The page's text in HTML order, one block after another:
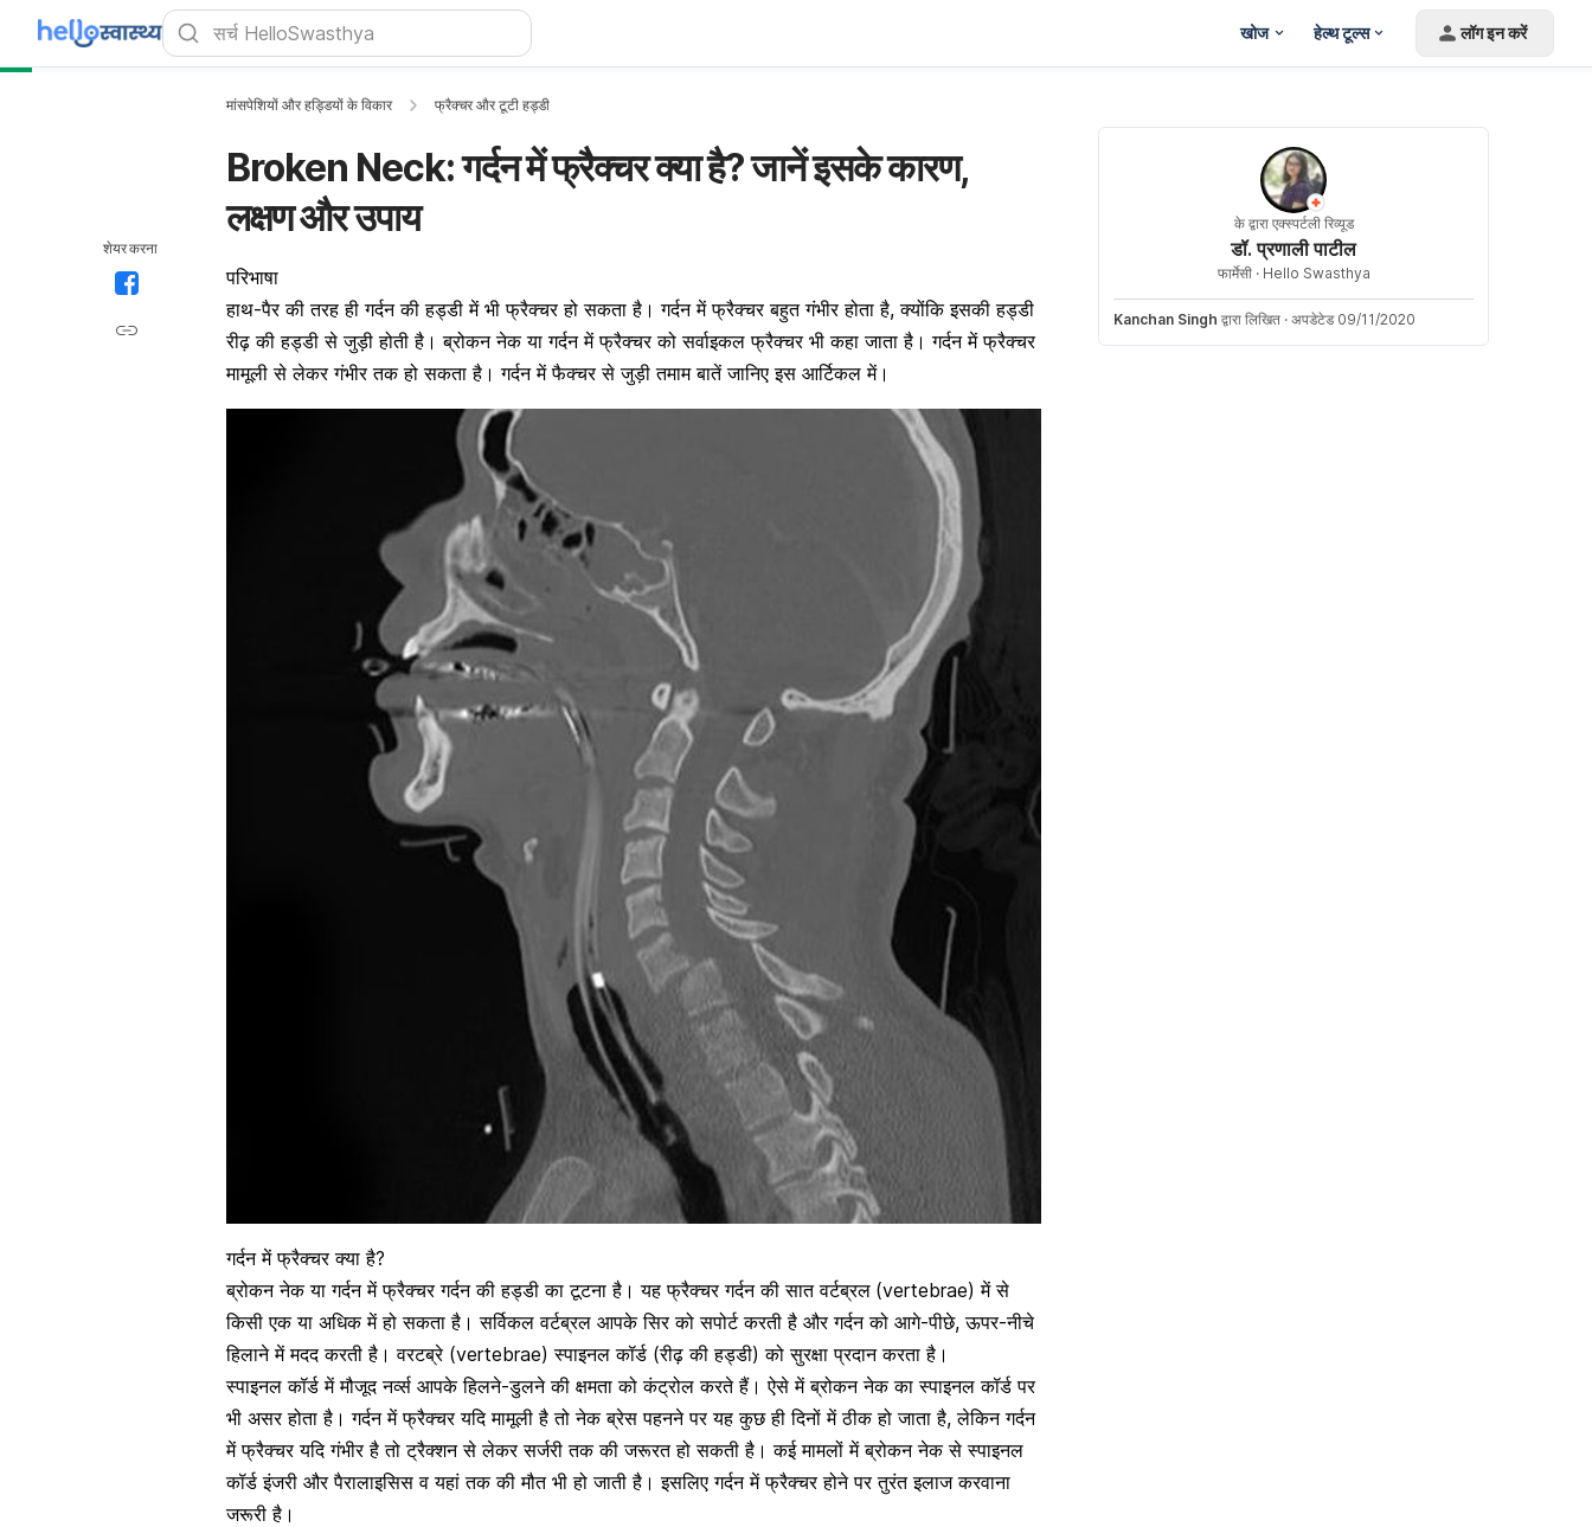
खोज हेल्थ टूल्स लॉग इन करें
शेयर करना
मांसपेशियों और हड्डियों के विकार फ्रैक्चर और टूटी हड्डी
Broken Neck: गर्दन में फ्रैक्चर क्या है? जानें इसके कारण,
लक्षण और उपाय
परिभाषा
हाथ-पैर की तरह ही गर्दन की हड्डी में भी फ्रैक्चर हो सकता है। गर्दन में फ्रैक्चर बहुत गंभीर होता है, क्योंकि इसकी हड्डी
रीढ़ की हड्डी से जुड़ी होती है। ब्रोकन नेक या गर्दन में फ्रैक्चर को सर्वाइकल फ्रैक्चर भी कहा जाता है। गर्दन में फ्रैक्चर
मामूली से लेकर गंभीर तक हो सकता है। गर्दन में फैक्चर से जुड़ी तमाम बातें जानिए इस आर्टिकल में।
गर्दन में फ्रैक्चर क्या है?
ब्रोकन नेक या गर्दन में फ्रैक्चर गर्दन कीहड्डी का टूटनाहै। यह फ्रैक्चर गर्दन की सात वर्टब्रल (vertebrae) में से
किसी एक या अधिक में हो सकता है। सर्विकल वर्टब्रल आपके सिर को सपोर्ट करती है और गर्दन को आगे-पीछे, ऊपर-नीचे
हिलाने में मदद करती है। वरटब्रे (vertebrae) स्पाइनल कॉर्ड (रीढ़ की हड्डी) को सुरक्षा प्रदान करता है।
स्पाइनल कॉर्ड में मौजूद नर्व्स आपके हिलने-डुलने की क्षमता को कंट्रोल करते हैं। ऐसे में ब्रोकन नेक का स्पाइनल कॉर्ड पर
भी असर होता है। गर्दन में फ्रैक्चर यदि मामूली है तो नेक ब्रेस पहनने पर यह कुछ ही दिनों में ठीक हो जाता है, लेकिन गर्दन
में फ्रैक्चर यदि गंभीर है तो ट्रैक्शन से लेकर सर्जरी तक की जरूरत हो सकती है। कई मामलों में ब्रोकन नेक सेस्पाइनल
कॉर्ड इंजरी और पैरालाइसिस व यहां तक की मौत भी हो जाती है। इसलिए गर्दन में फ्रैक्चर होने पर तुरंत इलाज करवाना
जरूरी है।
के द्वारा एक्स्पर्टली रिव्यूड
डॉ. प्रणाली पाटील
फार्मेसी · Hello Swasthya
Kanchan Singh द्वारा लिखित · अपडेटेड 09/11/2020